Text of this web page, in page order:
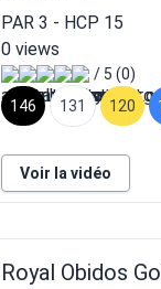
PAR 3 - HCP 15
0 views
/ 5 (0)
146
131 120
Voir la vidéo
Royal Obidos